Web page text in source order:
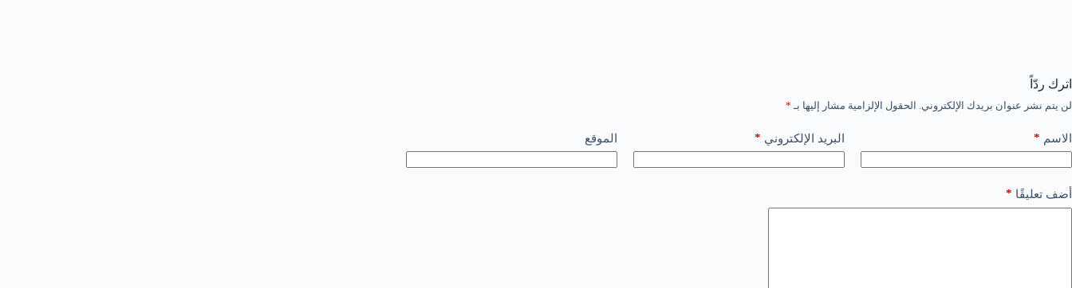
اترك ردّاً
لن يتم نشر عنوان بريدك الإلكتروني. الحقول الإلزامية مشار إليها بـ *
الاسم * البريد الإلكتروني * الموقع
أضف تعليقًا *